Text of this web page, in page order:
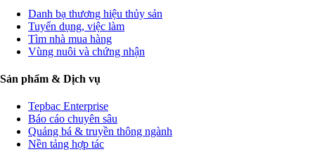
Danh bạ thương hiệu thủy sản
Tuyển dụng, việc làm
Tìm nhà mua hàng
Vùng nuôi và chứng nhận
Sản phẩm & Dịch vụ
Tepbac Enterprise
Báo cáo chuyên sâu
Quảng bá & truyền thông ngành
Nền tảng hợp tác